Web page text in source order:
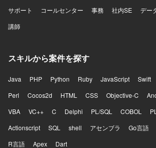
サポート
コールセンター 事務 社内SE
デー
講師
スキルから案件を探す
Java PHP Python Ruby JavaScript Swift
Perl
Cocos2d HTML CSS Objective-C
VBA
VC++ C Delphi PL/SQL COBOL
Actionscript
SQL shell アセンブラ Go言語
R言語
Apex Dart